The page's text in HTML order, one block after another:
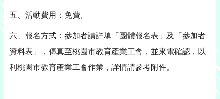
五、活動費用：免費。
六、報名方式：參加者請詳填「團體報名表」及「參加者
資料表」，傳真至桃園市教育產業工會，並來電確認，以
利桃園市教育產業工會作業，詳情請參考附件。